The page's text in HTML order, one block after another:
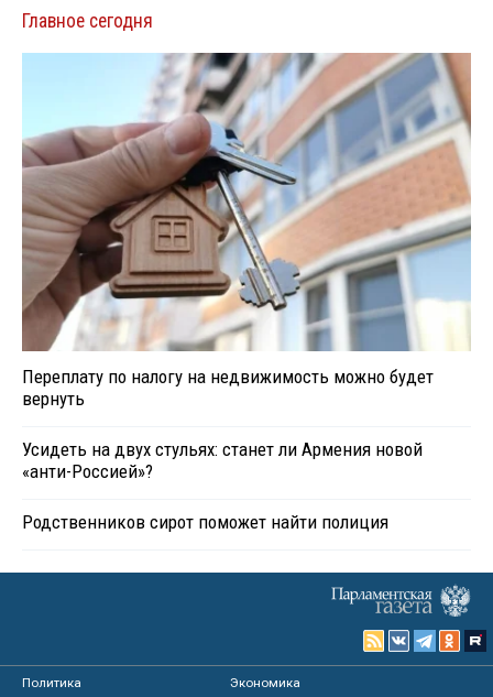
Главное сегодня
Переплату по налогу на недвижимость можно будет
вернуть
Усидеть на двух стульях: станет ли Армения новой
«анти-Россией»?
Родственников сирот поможет найти полиция
Политика
Экономика